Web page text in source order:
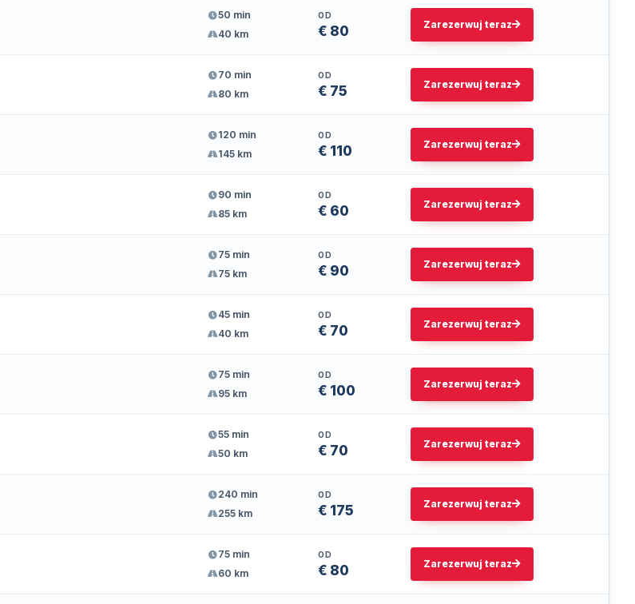
50 min
40 km
OD
€ 80 Zarezerwuj teraz
70 min
80 km
OD
€ 75 Zarezerwuj teraz
120 min
145 km
OD
€ 110 Zarezerwuj teraz
90 min
85 km
OD
€ 60 Zarezerwuj teraz
75 min
75 km
OD
€ 90 Zarezerwuj teraz
45 min
40 km
OD
€ 70 Zarezerwuj teraz
75 min
95 km
OD
€ 100 Zarezerwuj teraz
55 min
50 km
OD
€ 70 Zarezerwuj teraz
240 min
255 km
OD
€ 175 Zarezerwuj teraz
75 min
60 km
OD
€ 80 Zarezerwuj teraz